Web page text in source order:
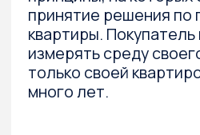
gmkstudy@gmail.com
ОГРН: 1237200011476; ИНН: 7203558675
Каталог Навигация